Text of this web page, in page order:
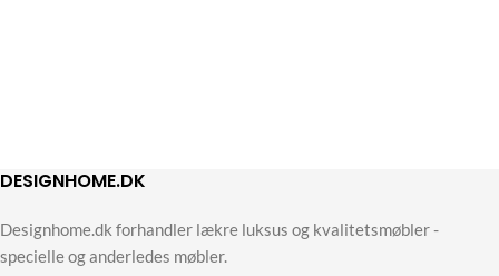
DESIGNHOME.DK
Designhome.dk forhandler lækre luksus og kvalitetsmøbler -
specielle og anderledes møbler.